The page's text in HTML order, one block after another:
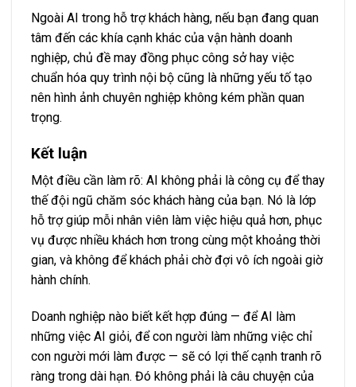
Ngoài AI trong hỗ trợ khách hàng, nếu bạn đang quan
tâm đến các khía cạnh khác của vận hành doanh
nghiệp, chủ đề may đồng phục công sởhay việc
chuẩn hóa quy trình nội bộ cũng là những yếu tố tạo
nên hình ảnh chuyên nghiệp không kém phần quan
trọng.
Kết luận
Một điều cần làm rõ: AI không phải là công cụ để thay
thế đội ngũ chăm sóc khách hàng của bạn. Nó là lớp
hỗ trợ giúp mỗi nhân viên làm việc hiệu quả hơn, phục
vụ được nhiều khách hơn trong cùng một khoảng thời
gian, và không để khách phải chờ đợi vô ích ngoài giờ
hành chính.
Doanh nghiệp nào biết kết hợp đúng — để AI làm
những việc AI giỏi, để con người làm những việc chỉ
con người mới làm được — sẽ có lợi thế cạnh tranh rõ
ràng trong dài hạn. Đó không phải là câu chuyện của